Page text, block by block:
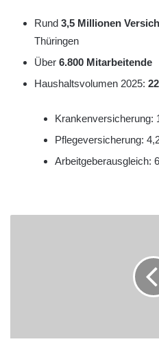
Rund 3,5 Millionen
Thüringen
Über 6.800 Mitarbeitende
Haushaltsvolumen 2025:
Krankenversicherung:
Pflegeversicherung:
Arbeitgeberausgleich: